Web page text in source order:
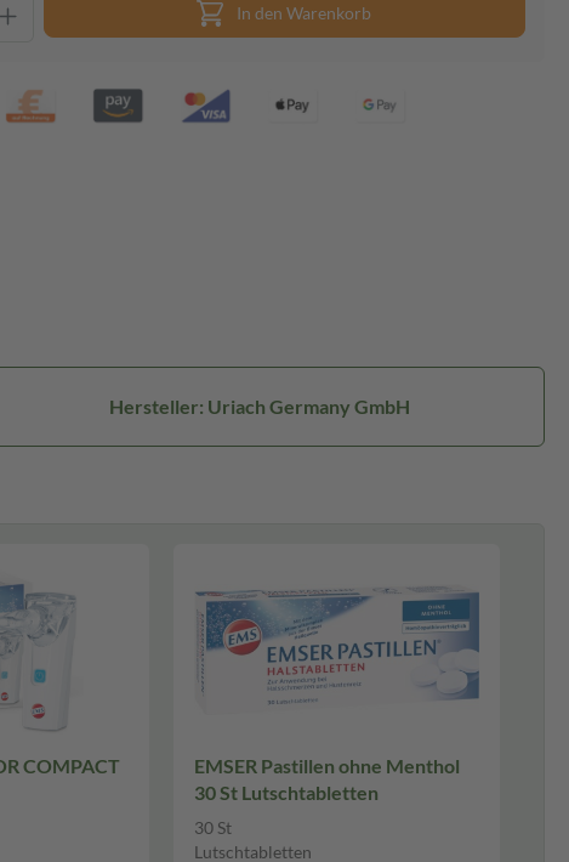
In den Warenkorb
Hersteller: Uriach Germany GmbH
COMPACT
EMSER Pastillen ohne Menthol
30 St Lutschtabletten
30 St
Lutschtabletten